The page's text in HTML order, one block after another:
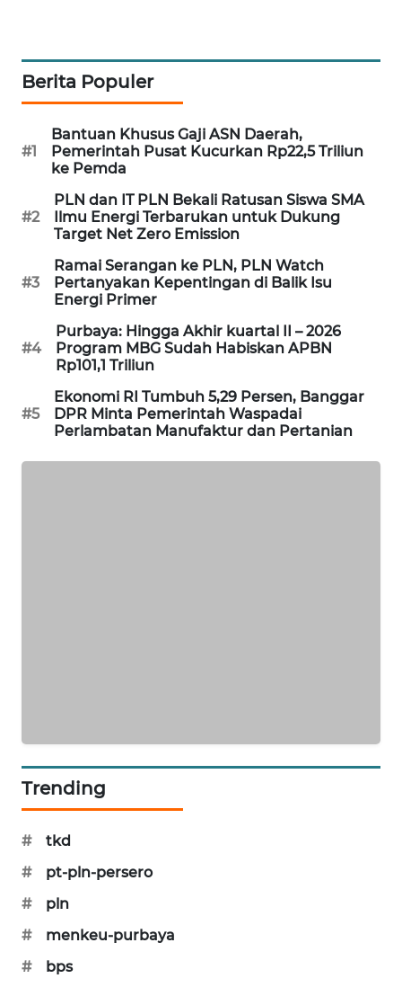
Berita Populer
#1
Bantuan Khusus Gaji ASN Daerah,
Pemerintah Pusat Kucurkan Rp22,5 Triliun
ke Pemda
#2
PLN dan IT PLN Bekali Ratusan Siswa SMA
Ilmu Energi Terbarukan untuk Dukung
Target Net Zero Emission
#3
Ramai Serangan ke PLN, PLN Watch
Pertanyakan Kepentingan di Balik Isu
Energi Primer
#4
Purbaya: Hingga Akhir kuartal II – 2026
Program MBG Sudah Habiskan APBN
Rp101,1 Triliun
#5
Ekonomi RI Tumbuh 5,29 Persen, Banggar
DPR Minta Pemerintah Waspadai
Perlambatan Manufaktur dan Pertanian
Trending
#
tkd
#
pt-pln-persero
#
pln
#
menkeu-purbaya
#
bps
LPKKI
KOPEKLIN
PORTAL
KONSUMEN
FORWAMKI
ALPERKLINAS
TAMBANG
METRO
MEDAN
NEWS
METRO
JAKARTA
NEWS
NEWS